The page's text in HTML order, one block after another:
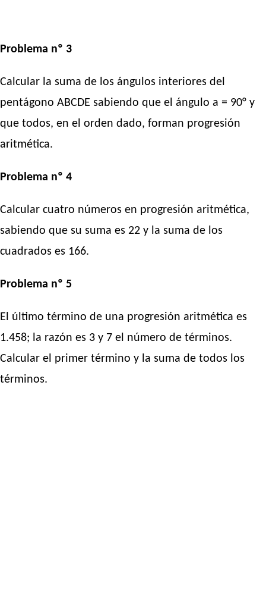
Problema nº 3
Calcular la suma de los ángulos interiores del
pentágono ABCDE sabiendo que el ángulo a = 90° y
que todos, en el orden dado, forman progresión
aritmética.
Problema nº 4
Calcular cuatro números en progresión aritmética,
sabiendo que su suma es 22 y la suma de los
cuadrados es 166.
Problema nº 5
El último término de una progresión aritmética es
1.458; la razón es 3 y 7 el número de términos.
Calcular el primer término y la suma de todos los
términos.